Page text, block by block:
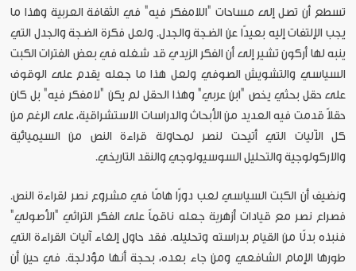
تسطع أن تصل إلى مساحات "اللامفكر فيه" في الثقافة العربية وهذا ما
يجب الإلتفات إليه بعيدًا عن الضجة والجدل. ولعل فكرة الضجة والجدل التي
ينبه لها أركون تشير إلى أن الفكر الزيدي قد شغله في بعض الفترات الكبت
السياسي والتشويش الصوفي ولعل هذا ما جعله يقدم على الوقوف
على حقل بحثي يخص "ابن عربي" وهذا الحقل لم يكن "لامفكر فيه" بل كان
حقلاً قدمت فيه العديد من الأبحاث والدراسات الاستشراقية، على الرغم من
كل الآليات التي أتيحت لنصر لمحاولة قراءة النص من السيميائية
والاركولوجية والتحليل السوسيولوجي والنقد التاريخي.
ونضيف أن الكبت السياسي لعب دورًا هامًا في مشروع نصر لقراءة النص.
فصراع نصر مع قيادات أزهرية جعله ناقماً على الفكر التراثي "الأصولي"
فنبذه بدلًا من القيام بدراسته وتحليله. فقد حاول إلغاء آليات القراءة التي
طورها الإمام الشافعي ومن جاء بعده، بحجة أنها مؤدلجة. في حين أن